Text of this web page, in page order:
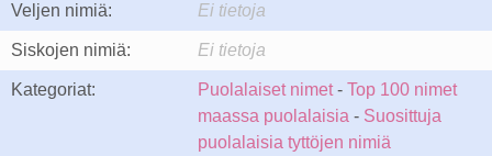
Veljen nimiä: Ei tietoja
Siskojen nimiä: Ei tietoja
Kategoriat: Puolalaiset nimet- Top 100 nimet
maassa puolalaisia - Suosittuja
puolalaisia tyttöjen nimiä